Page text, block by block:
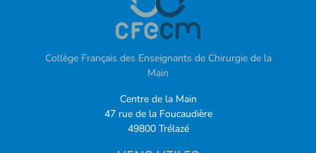
Collège Français des Enseignants de Chirurgie de la
Main
Centre de la Main
47 rue de la Foucaudière
49800 Trélazé